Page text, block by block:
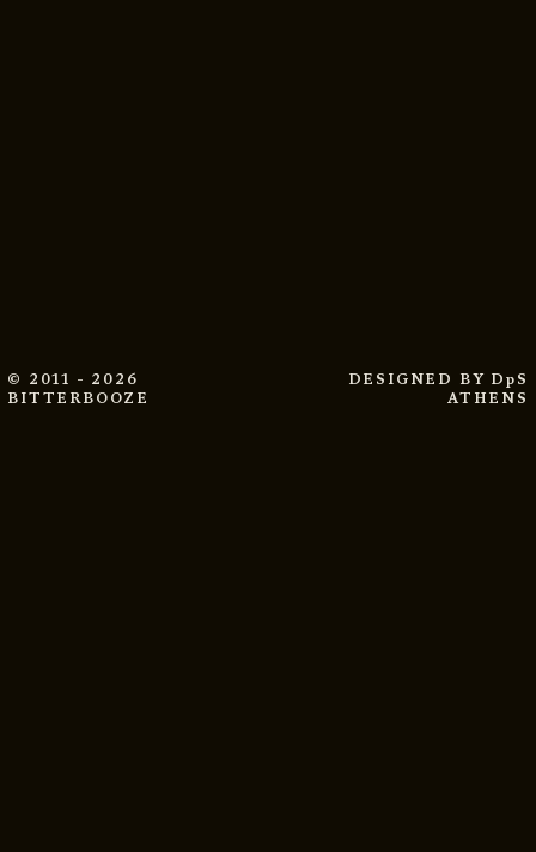
© 2011 - 2026
BITTERBOOZE
DESIGNED BY DpS
ATHENS